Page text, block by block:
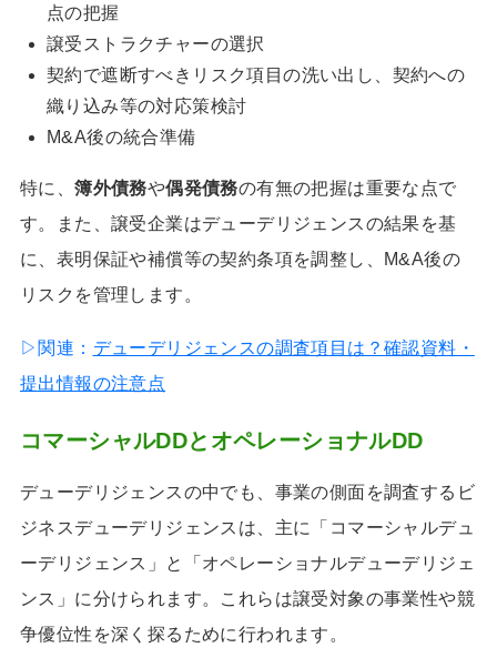
点の把握
譲受ストラクチャーの選択
契約で遮断すべきリスク項目の洗い出し、契約への
織り込み等の対応策検討
M&A後の統合準備
特に、簿外債務や偶発債務の有無の把握は重要な点で
す。また、譲受企業はデューデリジェンスの結果を基
に、表明保証や補償等の契約条項を調整し、M&A後の
リスクを管理します。
▷関連： デューデリジェンスの調査項目は？確認資料・
提出情報の注意点
コマーシャルDDとオペレーショナルDD
デューデリジェンスの中でも、事業の側面を調査するビ
ジネスデューデリジェンスは、主に「コマーシャルデュ
ーデリジェンス」と「オペレーショナルデューデリジェ
ンス」に分けられます。これらは譲受対象の事業性や競
争優位性を深く探るために行われます。